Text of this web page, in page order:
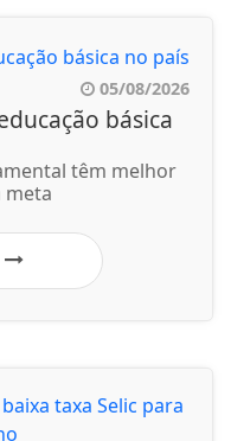
05/08/2026
básica
têm melhor
meta